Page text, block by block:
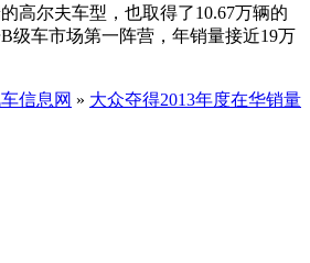
高尔夫车型，也取得了10.67万辆的
级车市场第一阵营，年销量接近19万
信息网 » 大众夺得2013年度在华销量